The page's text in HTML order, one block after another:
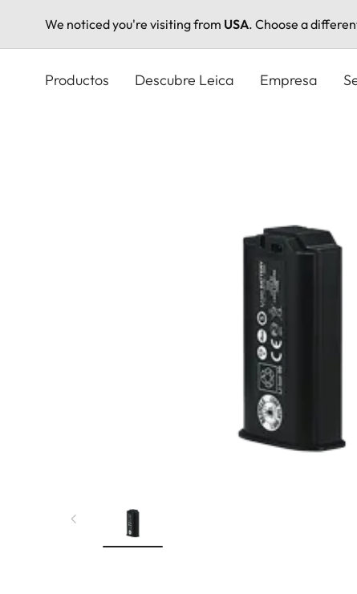
We noticed you're visiting from USA. Choose a
Productos Descubre Leica Empresa